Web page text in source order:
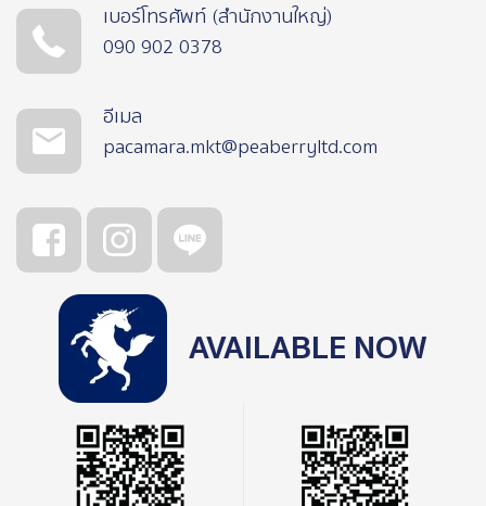
เบอร์โทรศัพท์ (สำนักงานใหญ่)
090 902 0378
อีเมล
pacamara.mkt@peaberryltd.com
AVAILABLE NOW